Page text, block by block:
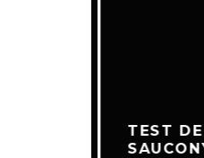
TEST DE